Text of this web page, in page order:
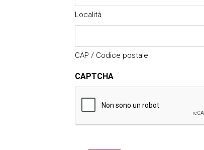
Località
CAP / Codice postale
CAPTCHA